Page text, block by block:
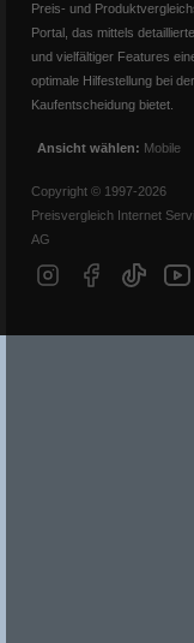
Preis- und
Portal, das mittels
und vielfältiger Features
optimale Hilfestellung bei der
Kaufentscheidung bietet.
Ansicht wählen: Mobile
Copyright © 1997-2026
Preisvergleich Internet
AG